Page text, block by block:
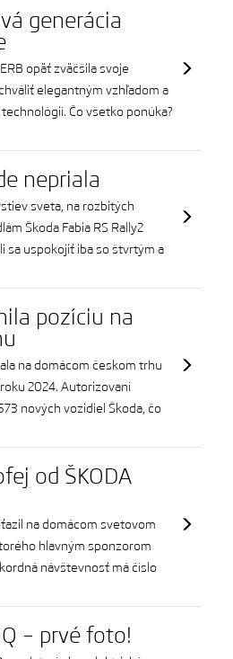
generácia
opäť zväčšila svoje
elegantným vzhľadom a
Čo všetko ponúka?
nepriala
sveta, na rozbitých
Škoda Fabia RS Rally2
sa uspokojiť iba so štvrtým a
pozíciu na
na domácom českom trhu
2024. Autorizovaní
nových vozidiel Škoda, čo
od ŠKODA
na domácom svetovom
hlavným sponzorom
návštevnosť má číslo
– prvé foto!